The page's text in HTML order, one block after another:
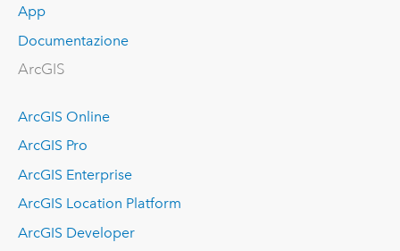
App
Documentazione
ArcGIS
ArcGIS Online
ArcGIS Pro
ArcGIS Enterprise
ArcGIS Location Platform
ArcGIS Developer